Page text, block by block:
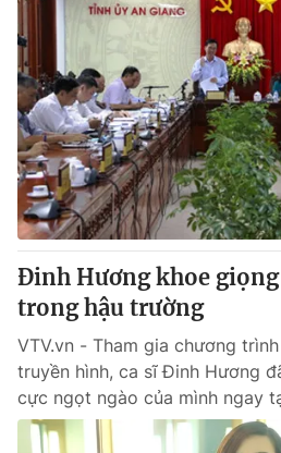
Đinh Hương khoe
trong hậu trường
VTV.vn - Tham gia chương
truyền hình, ca sĩ Đinh Hương
cực ngọt ngào của mình ngay